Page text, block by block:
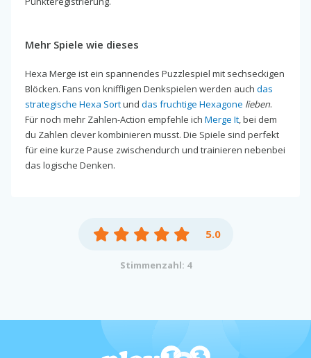
Mehr Spiele wie dieses
Hexa Merge ist ein spannendes Puzzlespiel mit sechseckigen
Blöcken. Fans von kniffligen Denkspielen werden auch das
strategische Hexa Sortund das fruchtige Hexagone lieben.
Für noch mehr Zahlen-Action empfehle ich Merge It, bei dem
du Zahlen clever kombinieren musst. Die Spiele sind perfekt
für eine kurze Pause zwischendurch und trainieren nebenbei
das logische Denken.
5.0
Stimmenzahl: 4